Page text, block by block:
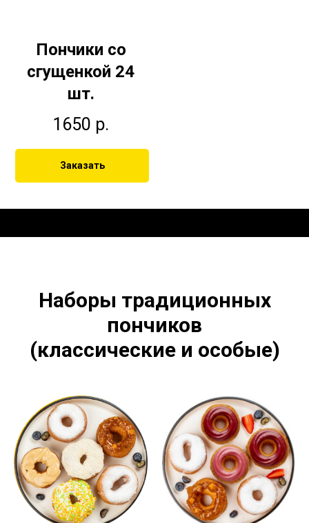
Пончики со
сгущенкой 24
шт.
1650 р.
Заказать
Наборы традиционных
пончиков
(классические и особые)